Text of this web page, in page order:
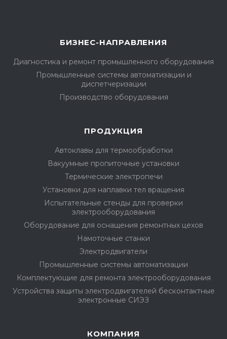
БИЗНЕС-НАПРАВЛЕНИЯ
Диагностика и ремонт промышленного оборудования
Промышленные системы автоматизации и
диспетчеризации
Производство оборудования
ПРОДУКЦИЯ
Автоклавы для термообработки
Вакуумные пропиточные установки
Термические электропечи
Установки для наплавки тел вращения
Испытательные стенды для проверки
электрооборудования
Оборудование для оснащения ремонтных цехов
Намоточные станки
Электродвигатели
Промышленные системы автоматизации
Комплектующие для ремонта электрооборудования
Устройства защиты электродвигателей бесконтактные
электронные СИЭЗ
КОМПАНИЯ